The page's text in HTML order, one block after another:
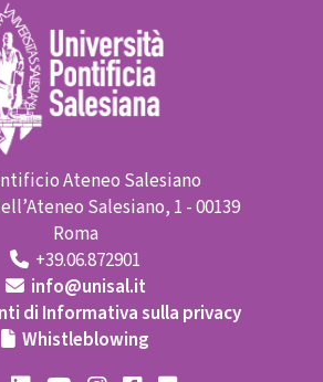
Ateneo Salesiano
Salesiano, 1 - 00139
Roma
+39.06.872901
info@unisal.it
di Informativa sulla privacy
Whistleblowing